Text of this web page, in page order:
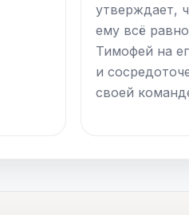
утверждает,
ему всё
Тимофей на
и
своей